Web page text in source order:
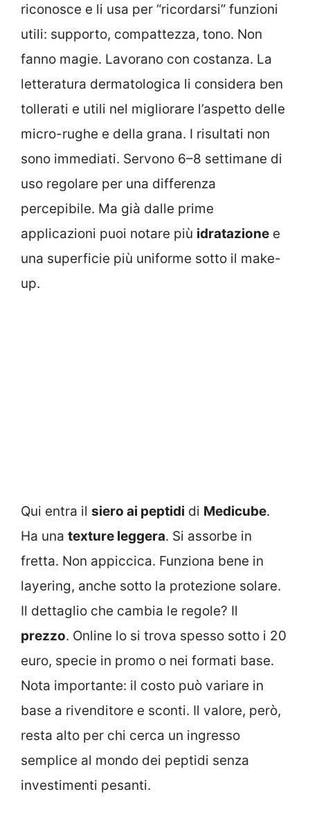
riconosce e li usa per “ricordarsi” funzioni
utili: supporto, compattezza, tono. Non
fanno magie. Lavorano con costanza. La
letteratura dermatologica li considera ben
tollerati e utili nel migliorare l’aspetto delle
micro-rughe e della grana. I risultati non
sono immediati. Servono 6–8 settimane di
uso regolare per una differenza
percepibile. Ma già dalle prime
applicazioni puoi notare più idratazione e
una superficie più uniforme sotto il make-
up.
Qui entra il siero ai peptidi di Medicube.
Ha una texture leggera. Si assorbe in
fretta. Non appiccica. Funziona bene in
layering, anche sotto la protezione solare.
Il dettaglio che cambia le regole? Il
prezzo. Online lo si trova spesso sotto i 20
euro, specie in promo o nei formati base.
Nota importante: il costo può variare in
base a rivenditore e sconti. Il valore, però,
resta alto per chi cerca un ingresso
semplice al mondo dei peptidi senza
investimenti pesanti.